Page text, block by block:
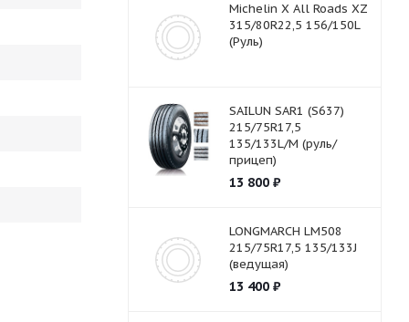
Michelin X All Roads XZ
315/80R22,5 156/150L
(Руль)
SAILUN SAR1 (S637)
215/75R17,5
135/133L/M (руль/
прицеп)
13 800₽
LONGMARCH LM508
215/75R17,5 135/133J
(ведущая)
13 400₽